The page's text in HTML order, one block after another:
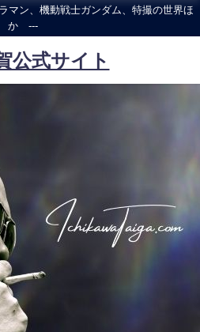
マン、機動戦士ガンダム、特撮の世界ほ
か ---
公式サイト